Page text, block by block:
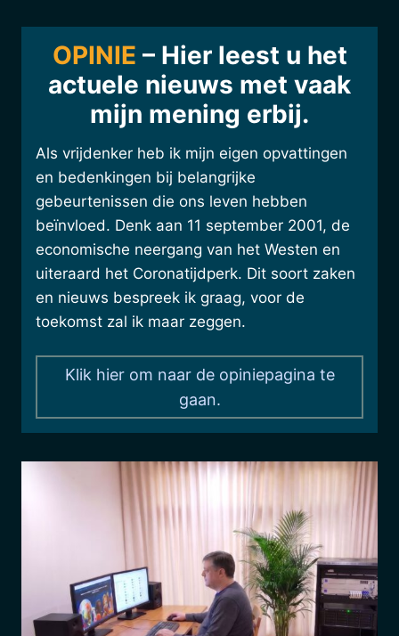
OPINIE – Hier leest u het
actuele nieuws met vaak
mijn mening erbij.
Als vrijdenker heb ik mijn eigen opvattingen
en bedenkingen bij belangrijke
gebeurtenissen die ons leven hebben
beïnvloed. Denk aan 11 september 2001, de
economische neergang van het Westen en
uiteraard het Coronatijdperk. Dit soort zaken
en nieuws bespreek ik graag, voor de
toekomst zal ik maar zeggen.
Klik hier om naar de opiniepagina te
gaan.